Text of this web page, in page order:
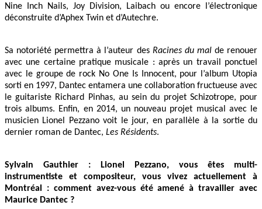
Nine Inch Nails, Joy Division, Laibach ou encore l’électronique
déconstruite d’Aphex Twin et d’Autechre.
Sa notoriété permettra à l’auteur des Racines du malde renouer
avec une certaine pratique musicale : après un travail ponctuel
avec le groupe de rock No One Is Innocent, pour l’album Utopia
sorti en 1997, Dantec entamera une collaboration fructueuse avec
le guitariste Richard Pinhas, au sein du projet Schizotrope, pour
trois albums. Enfin, en 2014, un nouveau projet musical avec le
musicien Lionel Pezzano voit le jour, en parallèle à la sortie du
dernier roman de Dantec, Les Résidents.
Sylvain Gauthier : Lionel Pezzano, vous êtes multi-
instrumentiste et compositeur, vous vivez actuellement à
Montréal : comment avez-vous été amené à travailler avec
Maurice Dantec ?